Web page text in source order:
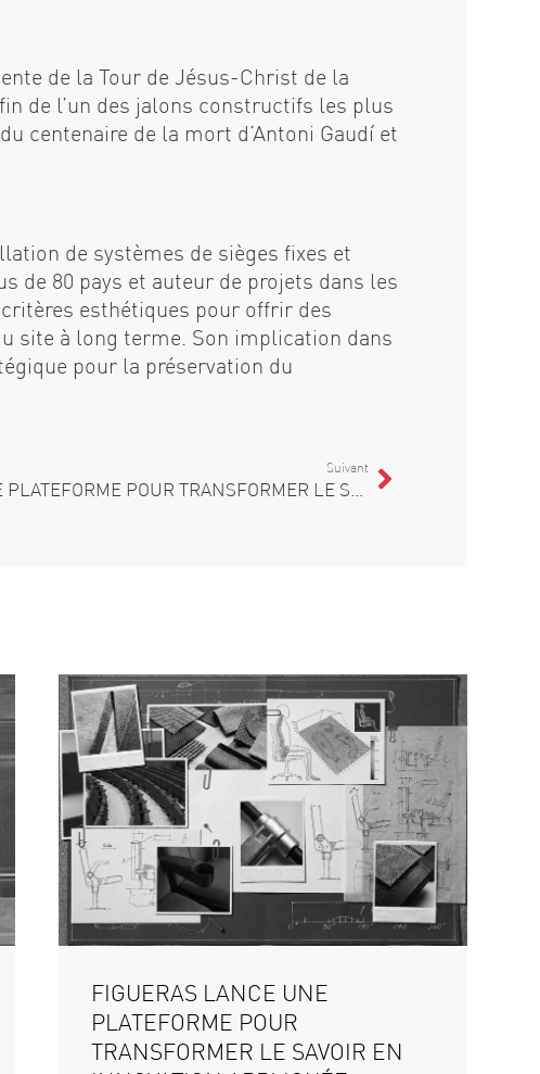
de la Tour de Jésus-Christ de la
de l’un des jalons constructifs les plus
centenaire de la mort d’Antoni Gaudí et
de systèmes de sièges fixes et
de 80 pays et auteur de projets dans les
esthétiques pour offrir des
site à long terme. Son implication dans
pour la préservation du
Suivant
FIGUERAS LANCE UNE
PLATEFORME POUR
TRANSFORMER LE SAVOIR EN